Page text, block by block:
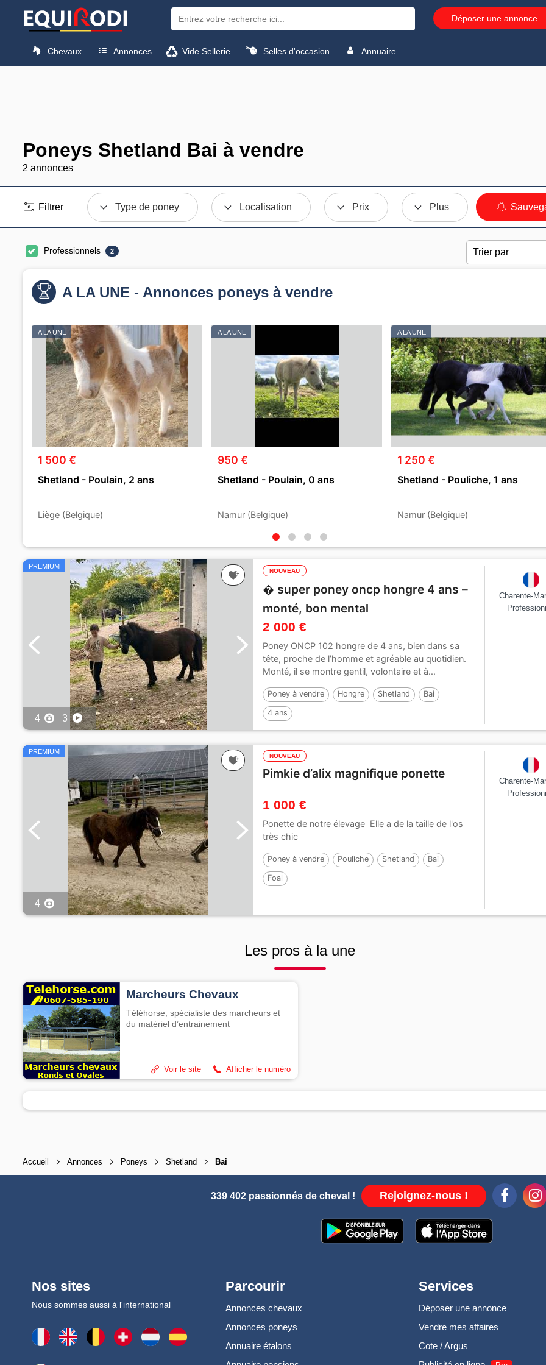
Déposer une annonce
Chevaux Annonces Vide Sellerie Selles d'occasion Annuaire
Poneys Shetland Bai à vendre
2 annonces
Filtrer Type de poney Localisation Prix Plus
Professionnels 2
A LA UNE - Annonces poneys à vendre
A LA UNE
1 500 €
Shetland - Poulain, 2 ans
Liège (Belgique)
A LA UNE
950 €
Shetland - Poulain, 0 ans
Namur (Belgique)
A LA UNE
1 250 €
Shetland - Pouliche, 1 ans
Namur (Belgique)
PREMIUM
4 3
NOUVEAU
�️ super poney oncp hongre 4 ans –
monté, bon mental
2 000 €
Poney ONCP 102 hongre de 4 ans, bien dans sa
tête, proche de l’homme et agréable au quotidien.
Monté, il se montre gentil, volontaire et à...
Poney à vendre Hongre Shetland Bai
4 ans
Charente-
PREMIUM
4
NOUVEAU
Pimkie d’alix magnifique ponette
1 000 €
Ponette de notre élevage Elle a de la taille de l'os
très chic
Poney à vendre Pouliche Shetland Bai
Foal
Charente-
Les pros à la une
Marcheurs Chevaux
Téléhorse, spécialiste des marcheurs et
du matériel d’entrainement
Afficher le numéro
Voir le site
Accueil Annonces Poneys Shetland Bai
339 402 passionnés de cheval ! Rejoignez-nous !
Nos sites
Nous sommes aussi à l'international
Parcourir
Annonces chevaux
Annonces poneys
Annuaire étalons
Services
Déposer une annonce
Vendre mes affaires
Cote / Argus